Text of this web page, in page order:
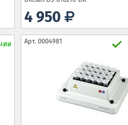
4 950
Арт. 0004981